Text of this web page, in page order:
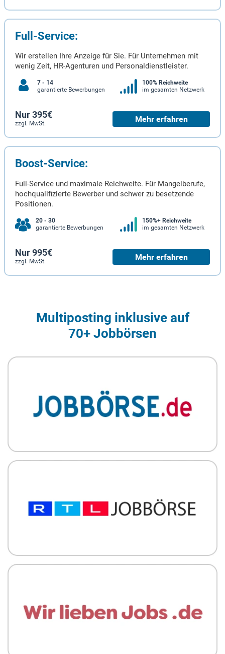
Full-Service:
Wir erstellen Ihre Anzeige für Sie. Für Unternehmen mit
wenig Zeit, HR-Agenturen und Personaldienstleister.
7 - 14
garantierte Bewerbungen
100% Reichweite
im gesamten Netzwerk
Nur 395€
zzgl. MwSt. Mehr erfahren
Boost-Service:
Full-Service und maximale Reichweite. Für Mangelberufe,
hochqualifizierte Bewerber und schwer zu besetzende
Positionen.
20 - 30
garantierte Bewerbungen
150%+ Reichweite
im gesamten Netzwerk
Nur 995€
zzgl. MwSt. Mehr erfahren
Multiposting inklusive auf
70+ Jobbörsen